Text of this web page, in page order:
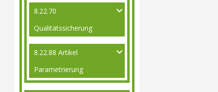
8.22.70
Qualitätssicherung
8.22.88 Artikel
Parametrierung